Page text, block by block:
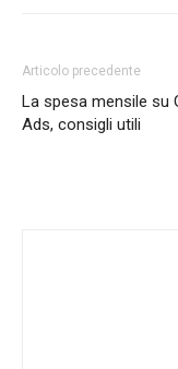
Articolo precedente
La spesa mensile su
Ads, consigli utili